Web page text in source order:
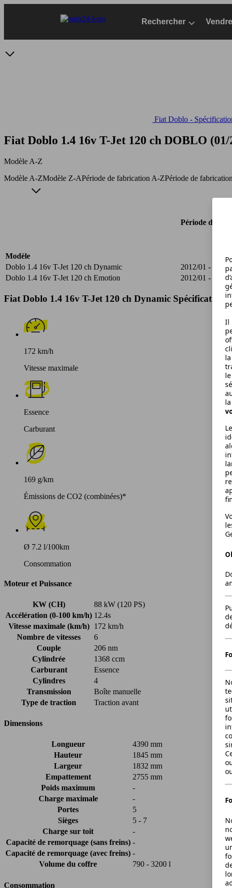
Rechercher Vendre
Fiat Doblo -
Fiat Doblo 1.4 16v T-Jet 120 ch DOBLO (01/
Modèle A-Z
Modèle A-ZModèle Z-APériode de fabrication A-ZPériode de
Modèle
Période de
Doblo 1.4 16v T-Jet 120 ch Dynamic 2012/01 - 2013/
Doblo 1.4 16v T-Jet 120 ch Emotion
2012/01 - 2013/
Fiat Doblo 1.4 16v T-Jet 120 ch Dynamic Spécifications
172 km/h
Vitesse maximale
Essence
Carburant
169 g/km
Émissions de CO2 (combinées)*
Ø 7.2 l/100km
Consommation
Moteur et Puissance
KW (CH)
88 kW (120 PS)
Accélération (0-100 km/h) 12.4s
Vitesse maximale (km/h)
172 km/h
Nombre de vitesses
6
Couple
206 nm
Cylindrée
1368 ccm
Carburant
Essence
Cylindres
4
Transmission
Boîte manuelle
Type de traction
Traction avant
Dimensions
Longueur
4390 mm
Hauteur
1845 mm
Largeur
1832 mm
Empattement
2755 mm
Poids maximum
-
Charge maximale
-
Portes
5
Sièges
5 - 7
Charge sur toit
-
Capacité de remorquage (sans freins) -
Capacité de remorquage (avec freins) -
Volume du coffre
790 - 3200 l
Consommation
Il